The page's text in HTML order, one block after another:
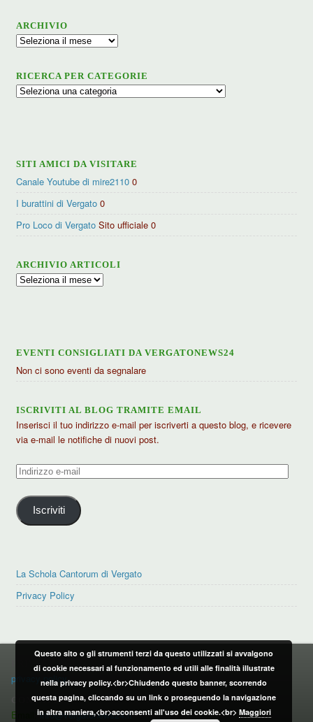
ARCHIVIO
Archivio
RICERCA PER CATEGORIE
Ricerca
SITI AMICI DA VISITARE
Canale Youtube di mire2110 0
I burattini di Vergato 0
Pro Loco di Vergato Sito ufficiale 0
ARCHIVIO ARTICOLI
Archivio
EVENTI CONSIGLIATI DA VERGATONEWS24
Non ci sono eventi da segnalare
ISCRIVITI AL BLOG TRAMITE EMAIL
Inserisci il tuo indirizzo e-mail per iscriverti a questo blog, e ricevere
via e-mail le notifiche di nuovi post.
Indirizzo
mail
Iscriviti
La Schola Cantorum di Vergato
Privacy Policy
PRIVACY POLICY
privacy policy
CONTATTI:
Email:info@vergatonews24.it
Questo sito o gli strumenti terzi da questo utilizzati si avvalgono
di cookie necessari al funzionamento ed utili alle finalità illustrate
nella privacy policy.<br>Chiudendo questo banner, scorrendo
questa pagina, cliccando su un link o proseguendo la navigazione
in altra maniera,<br>acconsenti all'uso dei cookie.<br> Maggiori